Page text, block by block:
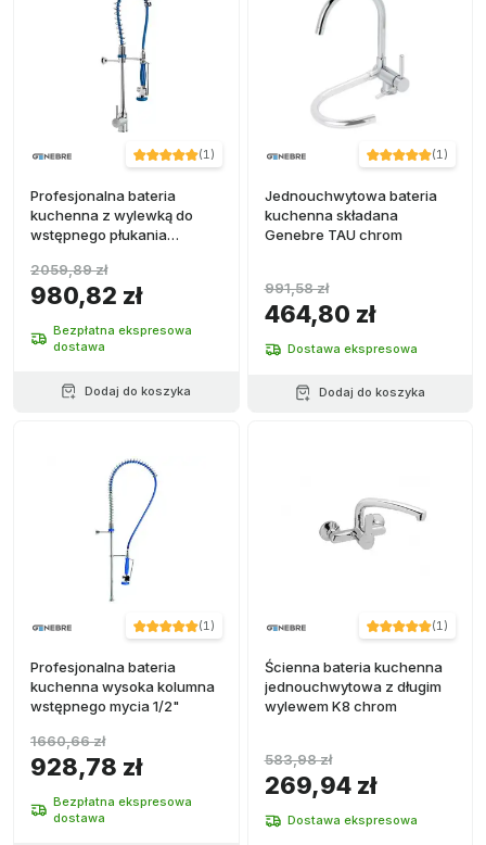
(1)
Profesjonalna bateria
kuchenna z wylewką do
wstępnego płukania
980,82 zł
2059,89 zł
Bezpłatna ekspresowa
dostawa
Dodaj do koszyka
(1)
Jednouchwytowa bateria
kuchenna składana
Genebre TAU chrom
464,80 zł
991,58 zł
Dostawa ekspresowa
Dodaj do koszyka
(1)
Profesjonalna bateria
kuchenna wysoka kolumna
wstępnego mycia 1/2"
928,78 zł
1660,66 zł
Bezpłatna ekspresowa
dostawa
(1)
Ścienna bateria kuchenna
jednouchwytowa z długim
wylewem K8 chrom
269,94 zł
583,98 zł
Dostawa ekspresowa